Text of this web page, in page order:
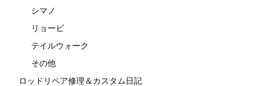
シマノ
リョービ
テイルウォーク
その他
ロッドリペア修理＆カスタム日記